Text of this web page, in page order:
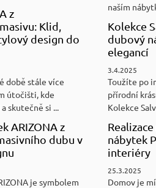
z
Klid,
design do
době stále více
útočišti, kde
skutečně si ...
ARIZONA z
dubu v
je symbolem
naším
Kolekce
dubový
elegancí
3.4.2025
Toužíte po
přírodní
Kolekce
nábytek
interiéry
25.3.2025
Domov je